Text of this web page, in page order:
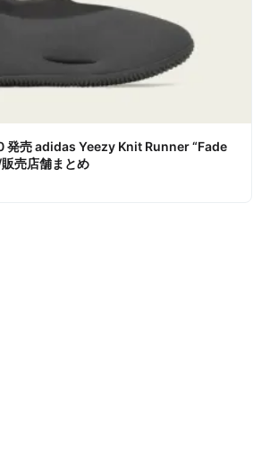
発売 adidas Yeezy Knit Runner “Fade
売店舗まとめ